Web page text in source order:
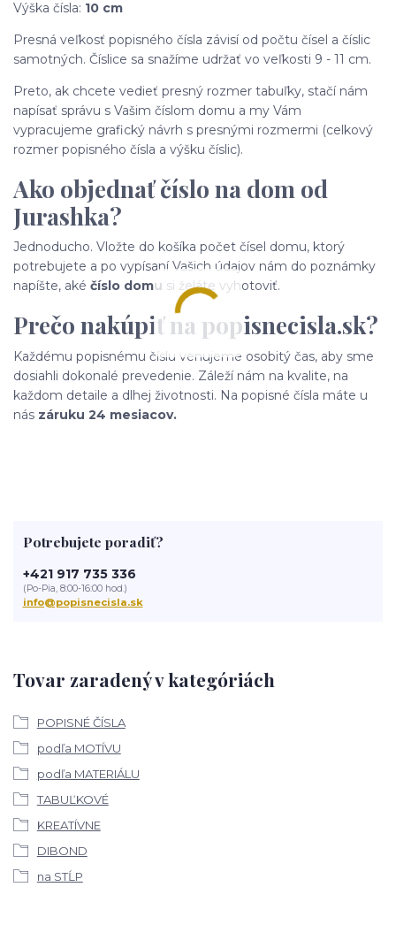
Výška čísla: 10 cm
Presná veľkosť popisného čísla závisí od počtu čísel a číslic
samotných. Číslice sa snažíme udržať vo veľkosti 9 - 11 cm.
Preto, ak chcete vedieť presný rozmer tabuľky, stačí nám
napísať správu s Vašim číslom domu a my Vám
vypracujeme grafický návrh s presnými rozmermi (celkový
rozmer popisného čísla a výšku číslic).
Ako objednať číslo na dom od
Jurashka?
Jednoducho. Vložte do košíka počet čísel domu, ktorý
potrebujete a po vypísaní Vašich údajov nám do poznámky
napíšte, aké číslo domu si želáte vyhotoviť.
Prečo nakúpiť na popisnecisla.sk?
Každému popisnému číslu venujeme osobitý čas, aby sme
dosiahli dokonalé prevedenie. Záleží nám na kvalite, na
každom detaile a dlhej životnosti. Na popisné čísla máte u
nás záruku 24 mesiacov.
Tovar zaradený v kategóriách
POPISNÉ ČÍSLA
podľa MOTÍVU
podľa MATERIÁLU
TABUĽKOVÉ
KREATÍVNE
DIBOND
na STĹP
Potrebujete poradiť?
+421 917 735 336
(Po-Pia, 8:00-16:00 hod.)
info@popisnecisla.sk